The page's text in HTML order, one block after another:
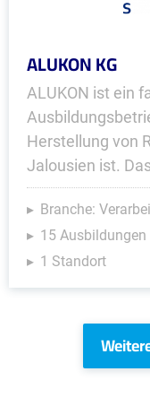
ALUKON KG
ALUKON ist ein
Herstellung von
Jalousien ist.
Branche:
15 Ausbildungen
1 Standort